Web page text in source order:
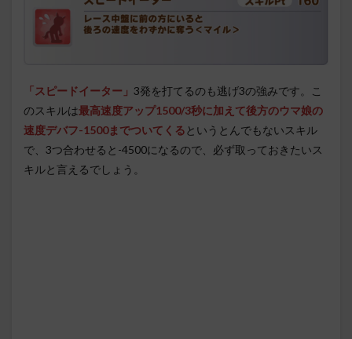
「スピードイーター」 3発を打てるのも逃げ3の強みです。こ
のスキルは最高速度アップ1500/3秒に加えて後方のウマ娘の
速度デバフ-1500までついてくるというとんでもないスキル
で、3つ合わせると-4500になるので、必ず取っておきたいス
キルと言えるでしょう。